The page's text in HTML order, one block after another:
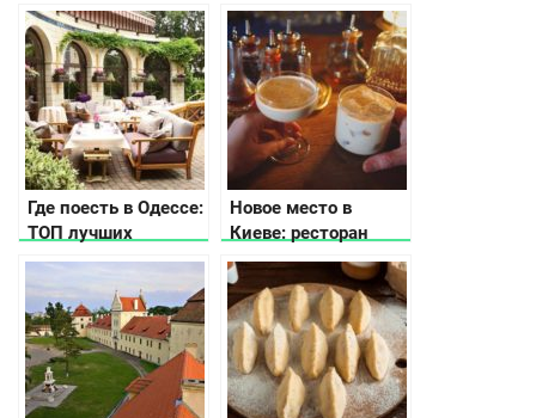
малоизвестных
жемчужин Украины
Где поесть в Одессе:
ТОП лучших
заведений Южной
Новое место в
Киеве: ресторан
Podil East India
Company